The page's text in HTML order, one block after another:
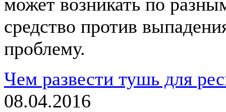
средство против
проблему.
Чем развести тушь для
08.04.2016